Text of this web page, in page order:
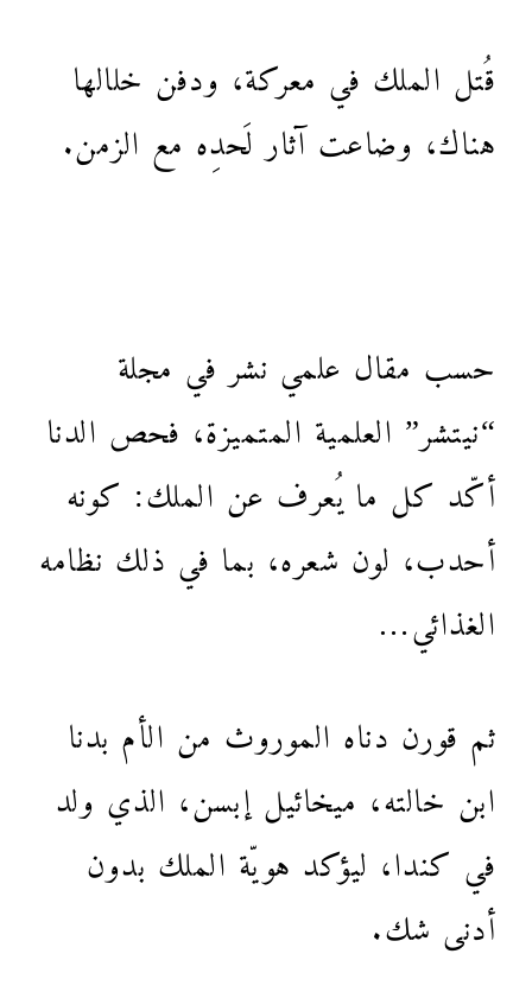
قُتل الملك في معركة، ودفن خلالها
هناك، وضاعت آثار لَحدِه مع الزمن.
حسب مقال علمي نشر في مجلة
“نيتشر” العلمية المتميزة، فحص الدنا
أكّد كل ما يُعرف عن الملك: كونه
أحدب، لون شعره، بما في ذلك نظامه
الغذائي…
ثم قورن دناه الموروث من الأم بدنا
ابن خالته، ميخائيل إبسن، الذي ولد
في كندا، ليؤكد هويّة الملك بدون
أدنى شك.